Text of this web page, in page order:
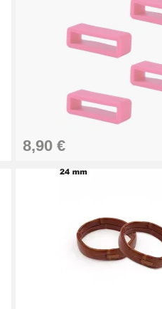
Ajouter au panier
Ajouter au panier
Ajouter au panier
Ajouter au panier
8,90 €